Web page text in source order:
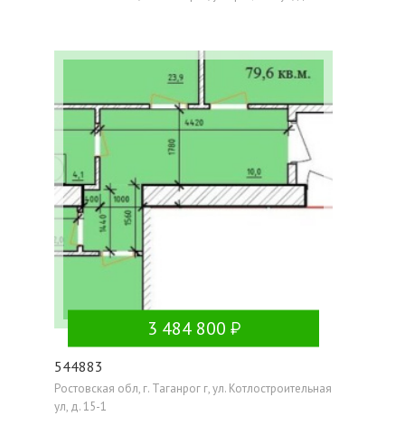
3 484 800
544883
Ростовская обл, г. Таганрог г, ул. Котлостроительная
ул, д. 15-1